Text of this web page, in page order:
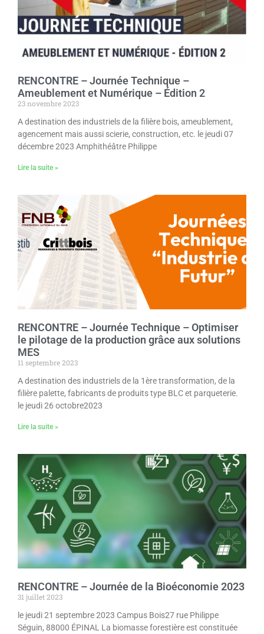
RENCONTRE – Journée Technique –
Ameublement et Numérique – Édition 2
23 novembre 2023
A destination des industriels de la filière bois, ameublement,
agencement mais aussi scierie, construction, etc. le jeudi 07
décembre 2023 Amphithéâtre Philippe
Lire la suite »
RENCONTRE – Journée Technique – Optimiser
le pilotage de la production grâce aux solutions
MES
11 septembre 2023
A destination des industriels de la 1ère transformation, de la
filière palette, fabricants de produits type BLC et parqueterie.
le jeudi 26 octobre2023
Lire la suite »
RENCONTRE – Journée de la Bioéconomie 2023
31 juillet 2023
le jeudi 21 septembre 2023 Campus Bois27 rue Philippe
Séguin, 88000 ÉPINAL La biomasse forestière est constituée